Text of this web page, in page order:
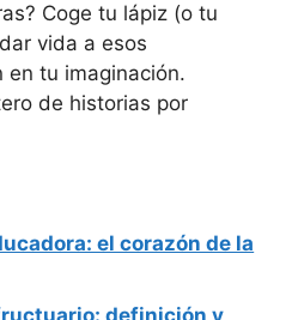
Coge⁤ tu⁤ lápiz (o‌ tu⁤
vida​ a ​esos
en ⁢tu imaginación.​
de historias por
el corazón de la